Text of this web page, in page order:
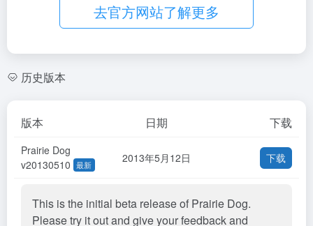
去官方网站了解更多
历史版本
版本 日期 下载
Prairie Dog
v20130510 最新
2013年5月12日 下载
This is the initial beta release of Prairie Dog.
Please try it out and give your feedback and